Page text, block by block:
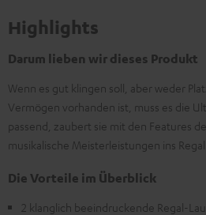
Highlights
Darum lieben wir dieses Produkt
Wenn es gut klingen soll, aber weder
Vermögen vorhanden ist, muss es die
passend, zaubert sie mit den Features
musikalische Meisterleistungen ins Regal.
Die Vorteile im Überblick
2 klanglich beeindruckende Regal-